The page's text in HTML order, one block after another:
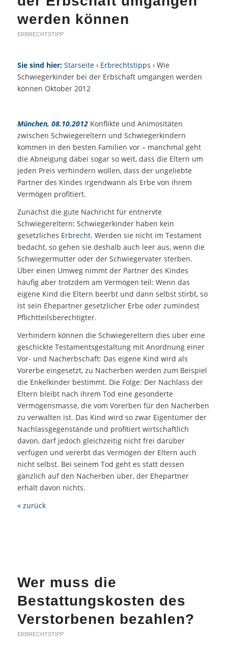
werden können
ERBRECHTSTIPP
Sie sind hier: Starseite› Erbrechtstipps › Wie
Schwiegerkinder bei der Erbschaft umgangen werden
können Oktober 2012
München, 08.10.2012Konflikte und Animositäten
zwischen Schwiegereltern und Schwiegerkindern
kommen in den besten Familien vor – manchmal geht
die Abneigung dabei sogar so weit, dass die Eltern um
jeden Preis verhindern wollen, dass der ungeliebte
Partner des Kindes irgendwann als Erbe von ihrem
Vermögen profitiert.
Zunächst die gute Nachricht für entnervte
Schwiegereltern: Schwiegerkinder haben kein
gesetzliches Erbrecht. Werden sie nicht im Testament
bedacht, so gehen sie deshalb auch leer aus, wenn die
Schwiegermutter oder der Schwiegervater sterben.
Über einen Umweg nimmt der Partner des Kindes
häufig aber trotzdem am Vermögen teil: Wenn das
eigene Kind die Eltern beerbt und dann selbst stirbt, so
ist sein Ehepartner gesetzlicher Erbe oder zumindest
Pflichtteilsberechtigter.
Verhindern können die Schwiegereltern dies über eine
geschickte Testamentsgestaltung mit Anordnung einer
Vor- und Nacherbschaft: Das eigene Kind wird als
Vorerbe eingesetzt, zu Nacherben werden zum Beispiel
die Enkelkinder bestimmt. Die Folge: Der Nachlass der
Eltern bleibt nach ihrem Tod eine gesonderte
Vermögensmasse, die vom Vorerben für den Nacherben
zu verwalten ist. Das Kind wird so zwar Eigentümer der
Nachlassgegenstände und profitiert wirtschaftlich
davon, darf jedoch gleichzeitig nicht frei darüber
verfügen und vererbt das Vermögen der Eltern auch
nicht selbst. Bei seinem Tod geht es statt dessen
gänzlich auf den Nacherben über, der Ehepartner
erhält davon nichts.
« zurück
Wer muss die
Bestattungskosten des
Verstorbenen bezahlen?
ERBRECHTSTIPP